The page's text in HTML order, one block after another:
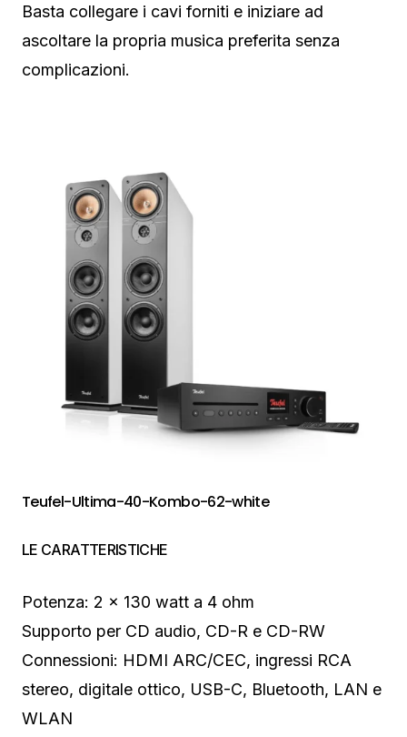
Basta collegare i cavi forniti e iniziare ad
ascoltare la propria musica preferita senza
complicazioni.
Teufel-Ultima-40-Kombo-62-white
LE CARATTERISTICHE
Potenza: 2 x 130 watt a 4 ohm
Supporto per CD audio, CD-R e CD-RW
Connessioni: HDMI ARC/CEC, ingressi RCA
stereo, digitale ottico, USB-C, Bluetooth, LAN e
WLAN